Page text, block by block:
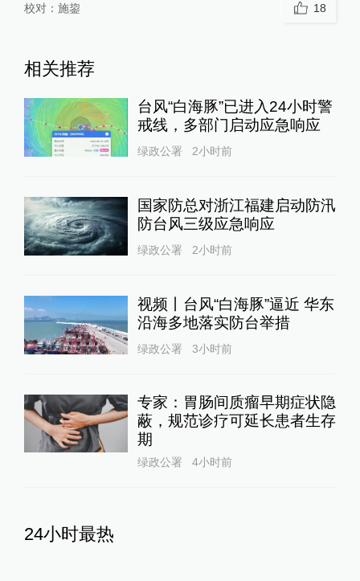
校对： 施鋆 18
相关推荐
台风“白海豚”已进入24小时警
戒线，多部门启动应急响应
绿政公署 2小时前
国家防总对浙江福建启动防汛
防台风三级应急响应
绿政公署 2小时前
视频丨台风“白海豚”逼近 华东
沿海多地落实防台举措
绿政公署 3小时前
专家：胃肠间质瘤早期症状隐
蔽，规范诊疗可延长患者生存
期
绿政公署 4小时前
24小时最热